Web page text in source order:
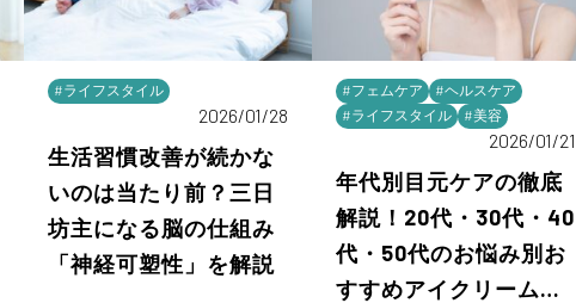
#ライフスタイル
2026/01/28
生活習慣改善が続かな
いのは当たり前？三日
坊主になる脳の仕組み
「神経可塑性」を解説
#フェムケア
#ヘルスケア
#ライフスタイル
#美容
2026/01/21
年代別目元ケアの徹底
解説！20代・30代・40
代・50代のお悩み別お
すすめアイクリーム＆